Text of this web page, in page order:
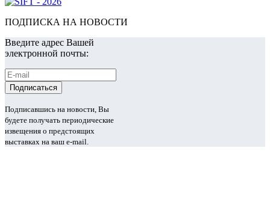
ПОДПИСКА НА НОВОСТИ
Введите адрес Вашей
электронной почты:
Подписавшись на новости, Вы
будете получать периодические
извещения о предстоящих
выставках на ваш e-mail.